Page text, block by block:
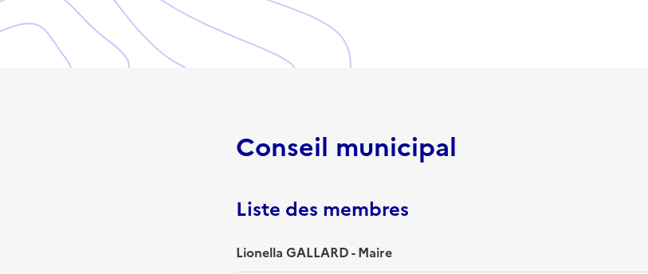
Conseil municipal
Liste des membres
Lionella GALLARD - Maire